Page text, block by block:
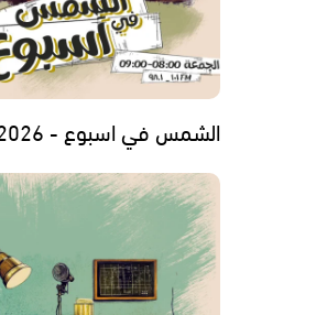
الشمس في اسبوع - 05.06.2026